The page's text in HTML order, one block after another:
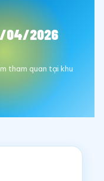
04/2026
tham quan tại khu